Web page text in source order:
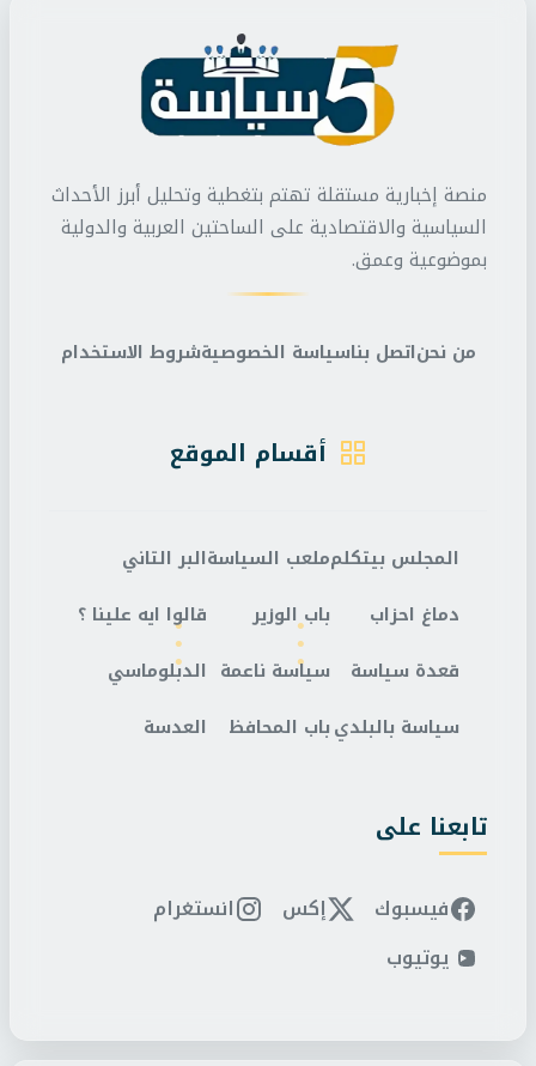
منصة إخبارية مستقلة تهتم بتغطية وتحليل أبرز الأحداث
السياسية والاقتصادية على الساحتين العربية والدولية
بموضوعية وعمق.
من نحناتصل بناسياسة الخصوصيةشروط الاستخدام
أقسام الموقع
المجلس بيتكلم
دماغ احزاب
قعدة سياسة
سياسة بالبلدي
ملعب السياسة
باب الوزير
سياسة ناعمة
باب المحافظ
البر التاني
قالوا ايه علينا ؟
الدبلوماسي
العدسة
تابعنا على
فيسبوك إكس
انستغرام
يوتيوب